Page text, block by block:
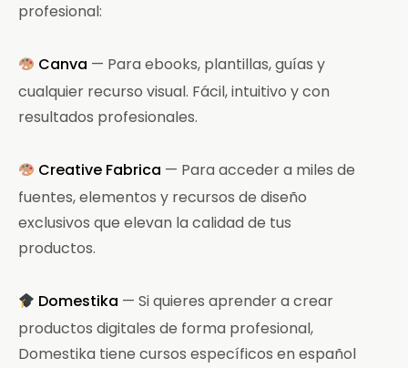
profesional:
Canva — Para ebooks, plantillas, guías y
cualquier recurso visual. Fácil, intuitivo y con
resultados profesionales.
Creative Fabrica — Para acceder a miles de
fuentes, elementos y recursos de diseño
exclusivos que elevan la calidad de tus
productos.
Domestika — Si quieres aprender a crear
productos digitales de forma profesional,
Domestika tiene cursos específicos en español